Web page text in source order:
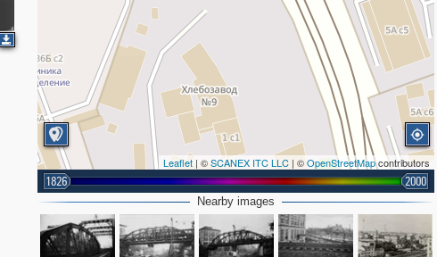
Leaflet | ©SCANEX ITC LLC | ©OpenStreetMapcontributors
1826 2000
Nearby images